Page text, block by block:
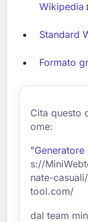
Wikipedia
Standard
Formato
Cita questo
ome:
s://
nate-
tool.com/
dal team